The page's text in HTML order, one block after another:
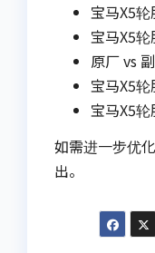
宝马X5
宝马X5
原厂 vs
宝马X5
宝马X5
如需进一步优
出。